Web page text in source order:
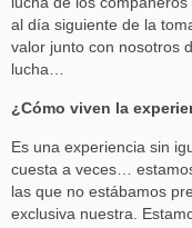
al día siguiente de la
valor junto con nosotros
lucha…
¿Cómo viven la
Es una experiencia sin
cuesta a veces…
las que no estábamos
exclusiva nuestra.